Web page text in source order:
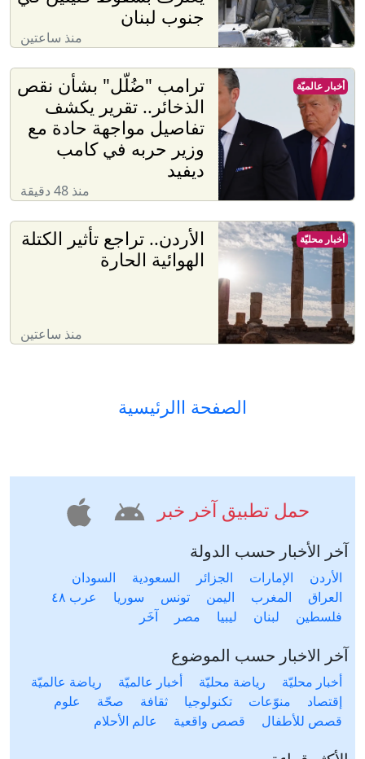
الأردن.. تراجع تأثير الكتلة
الهوائية الحارة
منذ ساعتين
أخبار محليّة
الصفحة االرئيسية
حمل تطبيق آخر خبر
آخر الأخبار حسب الدولة
إقتصاد
منوّعات تكنولوجيا ثقافة صحّة
علوم
قصص واقعية
آخر ٢٤ ساعة آخر أسبوع
موقع آخر خبر يتيح لك متابعة آخر الأخبار من مختلف المواقع
المحلية والعالمية. آخر خبر يشمل أخبار محلية لعدة دول مثل
عرب ٤٨، لبنان، العراق، اليمن وغيرها آخر خبر يتيح متابعة أخبار
من شتى المواضيع مثل: أخبار محلية، أخبار عالمية، رياضة،
إقتصاد، ثقافة، منوعات وغيرها تابع الأخبار المحلية والعالمية من
مختلف المواقع الإخبارية: الجزيرة، العربية، بي بي سي، سي ان